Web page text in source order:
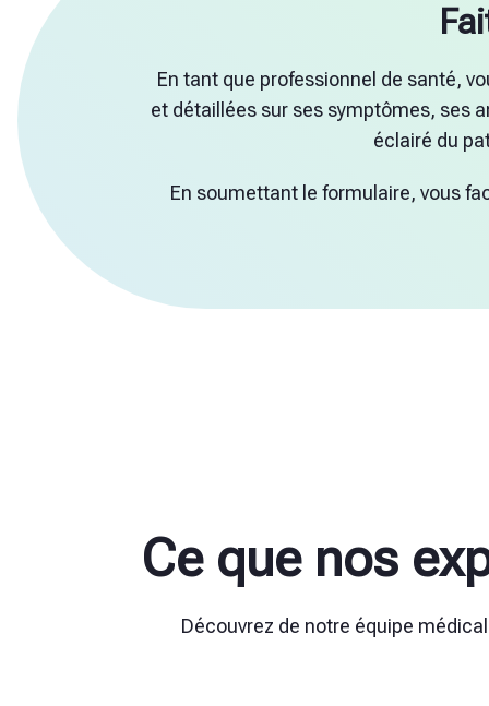
En tant que professionnel de santé,
et détaillées sur ses symptômes, ses
éclairé du
En soumettant le formulaire, vous
Ce que nos
Découvrez de notre équipe